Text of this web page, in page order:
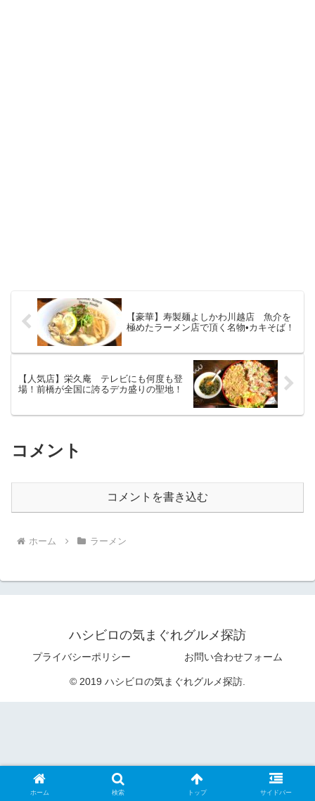
【豪華】寿製麺よしかわ川越店 魚介を
極めたラーメン店で頂く名物•カキそば！
【人気店】栄久庵 テレビにも何度も登
場！前橋が全国に誇るデカ盛りの聖地！
コメント
コメントを書き込む
ホーム ラーメン
ハシビロの気まぐれグルメ探訪
プライバシーポリシー お問い合わせフォーム
© 2019 ハシビロの気まぐれグルメ探訪.
ホーム 検索 トップ サイドバー